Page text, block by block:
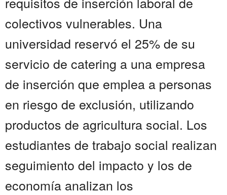
colectivos vulnerables. Una
universidad reservó el 25% de su
servicio de catering a una empresa
de inserción que emplea a personas
en riesgo de exclusión, utilizando
productos de agricultura social. Los
estudiantes de trabajo social realizan
seguimiento del impacto y los de
economía analizan los